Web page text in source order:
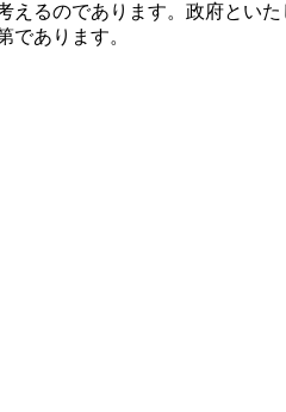
るのであります。政府とい
であります。